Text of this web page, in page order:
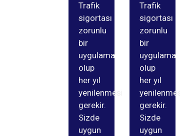
Trafik
sigortası
zorunlu
bir
uygulama
olup
her yıl
yenilenmesi
gerekir.
Sizde
uygun
Trafik
sigortası
zorunlu
bir
uygulama
olup
her yıl
yenilenmesi
gerekir.
Sizde
uygun